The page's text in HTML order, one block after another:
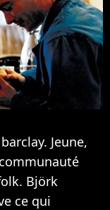
Jeune,
Björk
ce qui